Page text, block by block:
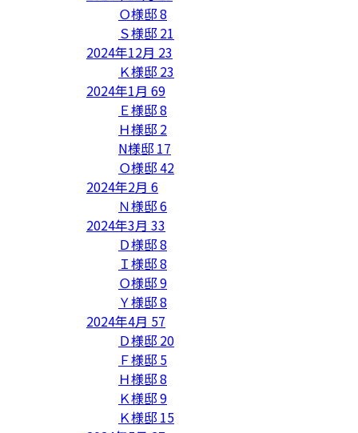
Ｏ様邸8
Ｓ様邸 21
2024年12月 23
Ｋ様邸 23
2024年1月 69
Ｅ様邸8
Ｈ様邸 2
N様邸 17
Ｏ様邸42
2024年2月 6
Ｎ様邸6
2024年3月 33
Ｄ様邸8
Ｉ様邸8
Ｏ様邸9
Ｙ様邸8
2024年4月 57
Ｄ様邸 20
Ｆ様邸 5
Ｈ様邸8
Ｋ様邸9
Ｋ様邸 15